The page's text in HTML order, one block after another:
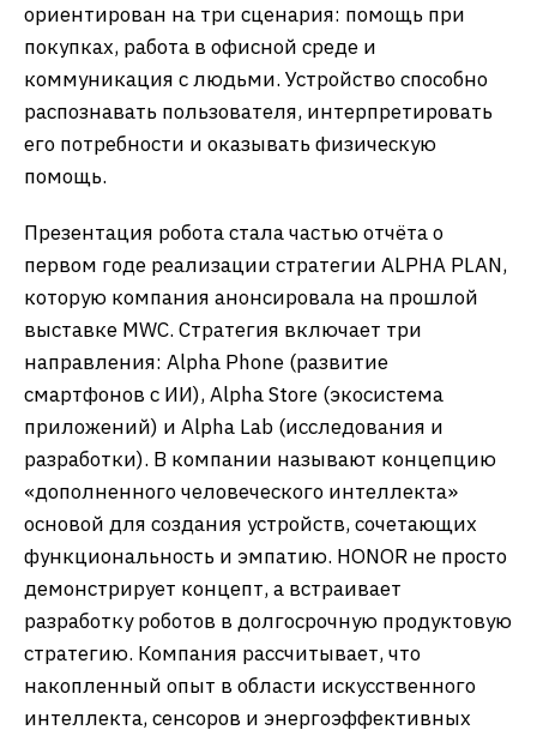
ориентирован на три сценария: помощь при
покупках, работа в офисной среде и
коммуникация с людьми. Устройство способно
распознавать пользователя, интерпретировать
его потребности и оказывать физическую
помощь.
Презентация робота стала частью отчёта о
первом годе реализации стратегии ALPHA PLAN,
которую компания анонсировала на прошлой
выставке MWC. Стратегия включает три
направления: Alpha Phone (развитие
смартфонов с ИИ), Alpha Store (экосистема
приложений) и Alpha Lab (исследования и
разработки). В компании называют концепцию
«дополненного человеческого интеллекта»
основой для создания устройств, сочетающих
функциональность и эмпатию. HONOR не просто
демонстрирует концепт, а встраивает
разработку роботов в долгосрочную продуктовую
стратегию. Компания рассчитывает, что
накопленный опыт в области искусственного
интеллекта, сенсоров и энергоэффективных